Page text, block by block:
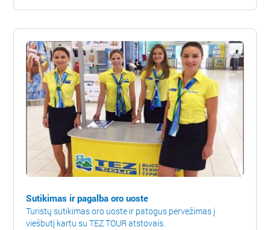
Sutikimas ir pagalba oro uoste
Turistų sutikimas oro uoste ir patogus pervežimas į
viešbutį kartu su TEZ TOUR atstovais.